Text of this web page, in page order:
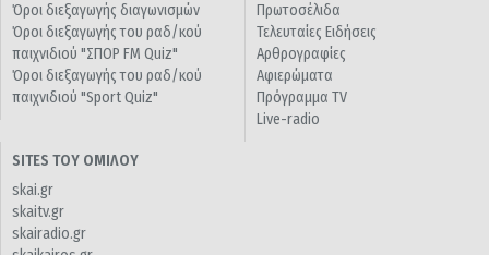
Όροι διεξαγωγής διαγωνισμών
Όροι διεξαγωγής του ραδ/κού
παιχνιδιού "ΣΠΟΡ FM Quiz"
Όροι διεξαγωγής του ραδ/κού
παιχνιδιού "Sport Quiz"
Πρωτοσέλιδα
Τελευταίες Ειδήσεις
Αρθρογραφίες
Αφιερώματα
Πρόγραμμα TV
Live-radio
SITES ΤΟΥ ΟΜΙΛΟΥ
skai.gr
skaitv.gr
skairadio.gr